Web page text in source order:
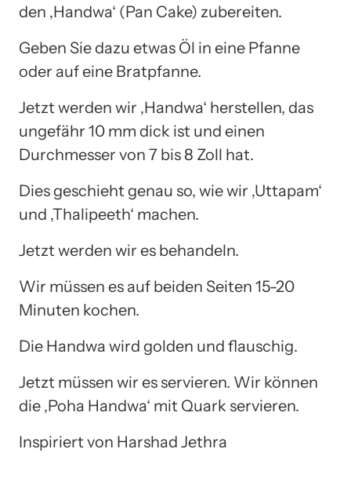
den ‚Handwa‘ (Pan Cake) zubereiten.
Geben Sie dazu etwas Öl in eine Pfanne
oder auf eine Bratpfanne.
Jetzt werden wir ‚Handwa‘ herstellen, das
ungefähr 10 mm dick ist und einen
Durchmesser von 7 bis 8 Zoll hat.
Dies geschieht genau so, wie wir ‚Uttapam‘
und ‚Thalipeeth‘ machen.
Jetzt werden wir es behandeln.
Wir müssen es auf beiden Seiten 15-20
Minuten kochen.
Die Handwa wird golden und flauschig.
Jetzt müssen wir es servieren. Wir können
die ‚Poha Handwa‘ mit Quark servieren.
Inspiriert von Harshad Jethra